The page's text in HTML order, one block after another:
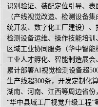
识别验证、装配定位引导、
（产线视觉改造、检测设备
统开发、数字化工厂建设）、
检测设备运维、操作技能培训
区域工业协同服务（华中智能
工业人才孵化、智能制造展会
累计部署AI视觉检测设备超
生产线超300条，开发定制化
湖南、河南、江西等周边省
“华中县域工厂视觉升级工程